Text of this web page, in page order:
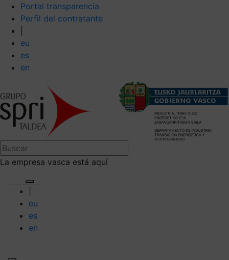
Portal transparencia
Perfil del contratante
eu
es
en
La empresa vasca está aquí
eu
es
en